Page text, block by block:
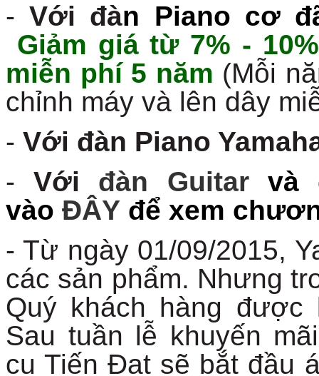
-Với đàn Piano cơ
Giảm giá từ 7% - 10%
miễn phí 5 năm (Mỗi
chỉnh máy và lên dây
- Với đàn Piano
-Với đàn Guitarvà
vào ĐÂY để xem
- Từ ngày 01/09/2015,
các sản phẩm. Nhưng
Quý khách hàng được
Sau tuần lễ khuyến
cụ Tiến Đạt sẽ bắt đầu